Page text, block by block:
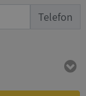
Telefon